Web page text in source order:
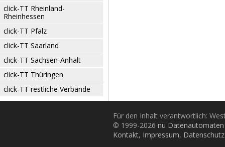
click-TT Rheinland-
Rheinhessen
click-TT Pfalz
click-TT Saarland
click-TT Sachsen-Anhalt
click-TT Thüringen
click-TT restliche Verbände
Für den Inhalt verantwortlich:
© 1999-2026 nu
Kontakt, Impressum, Datenschutz